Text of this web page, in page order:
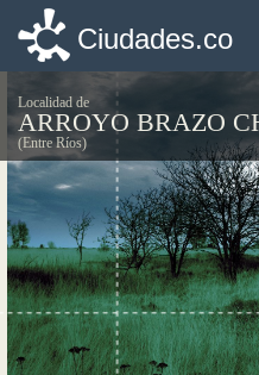
Ciudades.co
Localidad de
ARROYO BRAZO
(Entre Ríos)
Ciudades.co